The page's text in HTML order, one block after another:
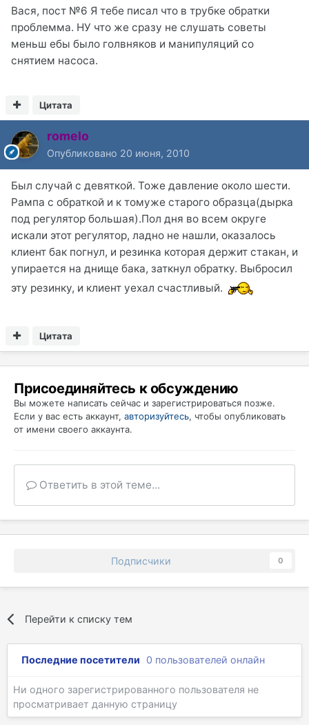
Вася, пост №6 Я тебе писал что в трубке обратки
проблемма. НУ что же сразу не слушать советы
меньш ебы было голвняков и манипуляций со
снятием насоса.
Цитата
romelo
Опубликовано 20 июня, 2010
Был случай с девяткой. Тоже давление около шести.
Рампа с обраткой и к томуже старого образца(дырка
под регулятор большая).Пол дня во всем округе
искали этот регулятор, ладно не нашли, оказалось
клиент бак погнул, и резинка которая держит стакан, и
упирается на днище бака, заткнул обратку. Выбросил
эту резинку, и клиент уехал счастливый.
Цитата
Присоединяйтесь к обсуждению
Вы можете написать сейчас и зарегистрироваться позже.
Если у вас есть аккаунт, авторизуйтесь, чтобы опубликовать
от имени своего аккаунта.
Ответить в этой теме...
Подписчики 0
Перейти к списку тем
Последние посетители 0 пользователей онлайн
Ни одного зарегистрированного пользователя не
просматривает данную страницу